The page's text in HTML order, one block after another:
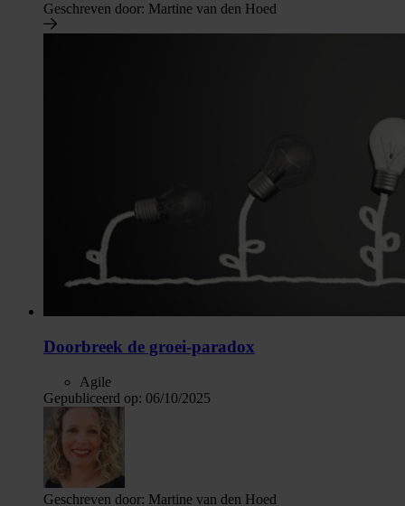
Geschreven door: Martine van den Hoed
Doorbreek de groei-paradox
Agile
Gepubliceerd op: 06/10/2025
Geschreven door: Martine van den Hoed